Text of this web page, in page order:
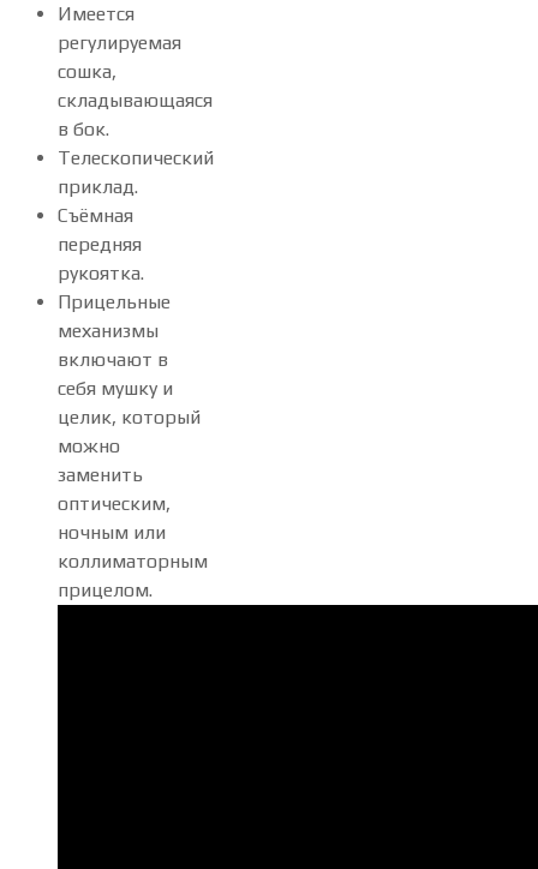
Имеется
регулируемая
сошка,
складывающаяся
в бок.
Телескопический
приклад.
Съёмная
передняя
рукоятка.
Прицельные
механизмы
включают в
себя мушку и
целик, который
можно
заменить
оптическим,
ночным или
коллиматорным
прицелом.